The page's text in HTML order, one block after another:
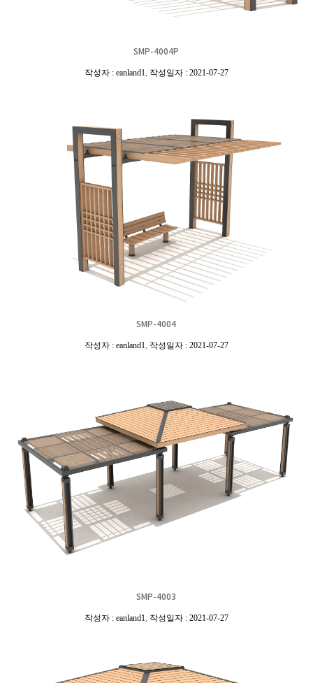
SMP-4004P
작성자 : eanland1, 작성일자 : 2021-07-27
SMP-4004
작성자 : eanland1, 작성일자 : 2021-07-27
SMP-4003
작성자 : eanland1, 작성일자 : 2021-07-27